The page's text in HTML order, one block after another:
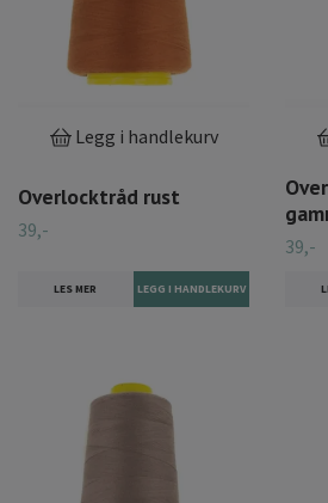
Legg i handlekurv
Overlocktråd rust
39,-
LES MER
39,-